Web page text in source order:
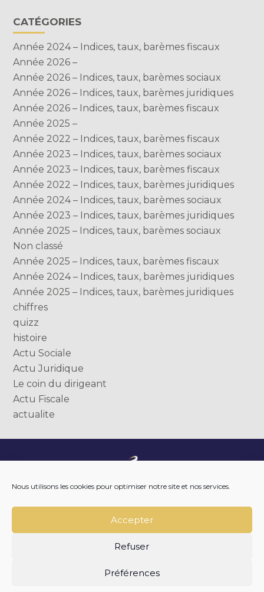
Nous utilisons les cookies pour optimiser notre site et nos services.
Accepter
Refuser
Préférences
CATÉGORIES
Année 2024 – Indices, taux, barèmes fiscaux
Année 2026 –
Année 2026 – Indices, taux, barèmes sociaux
Année 2026 – Indices, taux, barèmes juridiques
Année 2026 – Indices, taux, barèmes fiscaux
Année 2025 –
Année 2022 – Indices, taux, barèmes fiscaux
Année 2023 – Indices, taux, barèmes sociaux
Année 2023 – Indices, taux, barèmes fiscaux
Année 2022 – Indices, taux, barèmes juridiques
Année 2024 – Indices, taux, barèmes sociaux
Année 2023 – Indices, taux, barèmes juridiques
Année 2025 – Indices, taux, barèmes sociaux
Non classé
Année 2025 – Indices, taux, barèmes fiscaux
Année 2024 – Indices, taux, barèmes juridiques
Année 2025 – Indices, taux, barèmes juridiques
chiffres
quizz
histoire
Actu Sociale
Actu Juridique
Le coin du dirigeant
Actu Fiscale
actualite
Principale
NOS OUTILS DIGITAUX
NOTRE ACTUALITÉ
NOUS REJOINDRE
NOUS CONTACTER
MENTIONS LÉGALES